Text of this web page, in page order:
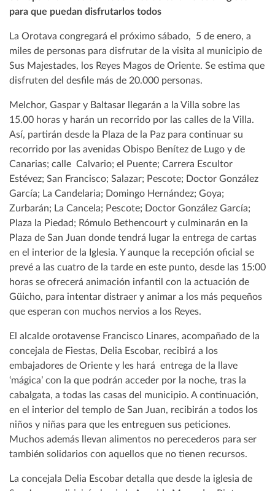
para que puedan disfrutarlos todos
La Orotava congregará el próximo sábado, 5 de enero, a
miles de personas para disfrutar de la visita al municipio de
Sus Majestades, los Reyes Magos de Oriente. Se estima que
disfruten del desfile más de 20.000 personas.
Melchor, Gaspar y Baltasar llegarán a la Villa sobre las
15.00 horas y harán un recorrido por las calles de la Villa.
Así, partirán desde la Plaza de la Paz para continuar su
recorrido por las avenidas Obispo Benítez de Lugo y de
Canarias; calle Calvario; el Puente; Carrera Escultor
Estévez; San Francisco; Salazar; Pescote; Doctor González
García; La Candelaria; Domingo Hernández; Goya;
Zurbarán; La Cancela; Pescote; Doctor González García;
Plaza la Piedad; Rómulo Bethencourt y culminarán en la
Plaza de San Juan donde tendrá lugar la entrega de cartas
en el interior de la Iglesia. Y aunque la recepción oficial se
prevé a las cuatro de la tarde en este punto, desde las 15:00
horas se ofrecerá animación infantil con la actuación de
Güicho, para intentar distraer y animar a los más pequeños
que esperan con muchos nervios a los Reyes.
El alcalde orotavense Francisco Linares, acompañado de la
concejala de Fiestas, Delia Escobar, recibirá a los
embajadores de Oriente y les hará entrega de la llave
‘mágica’ con la que podrán acceder por la noche, tras la
cabalgata, a todas las casas del municipio. A continuación,
en el interior del templo de San Juan, recibirán a todos los
niños y niñas para que les entreguen sus peticiones.
Muchos además llevan alimentos no perecederos para ser
también solidarios con aquellos que no tienen recursos.
La concejala Delia Escobar detalla que desde la iglesia de